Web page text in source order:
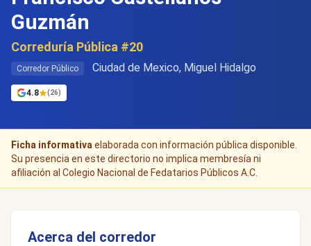
Guzmán
Correduría Pública #20
Corredor Público Ciudad de Mexico, Miguel Hidalgo
4.8 (26)
Ficha informativa elaborada con información pública disponible.
Su presencia en este directorio no implica membresía ni
afiliación al Colegio Nacional de Fedatarios Públicos A.C.
Acerca del corredor